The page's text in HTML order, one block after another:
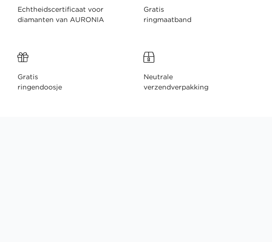
Echtheidscertificaat voor
diamanten van AURONIA
Gratis
ringmaatband
Gratis
ringendoosje
Neutrale
verzendverpakking